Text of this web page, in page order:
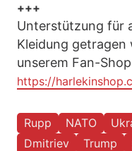
+++
Unterstützung für
Kleidung getragen
unserem Fan-
https://
Rupp NATO
Dmitriev
Trump